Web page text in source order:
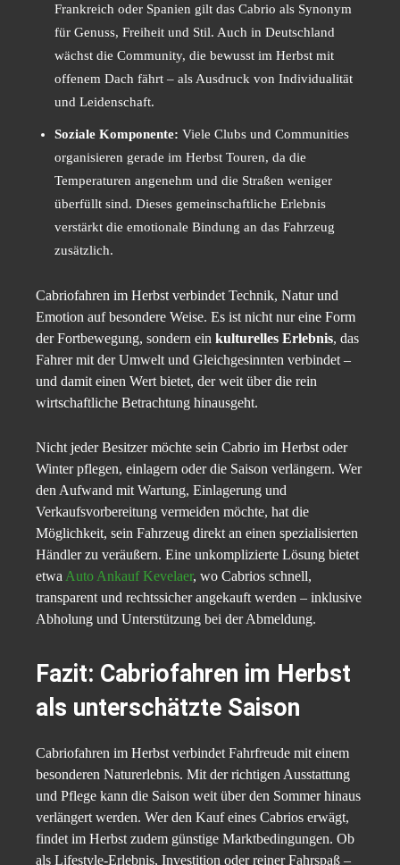
Frankreich oder Spanien gilt das Cabrio als Synonym
für Genuss, Freiheit und Stil. Auch in Deutschland
wächst die Community, die bewusst im Herbst mit
offenem Dach fährt – als Ausdruck von Individualität
und Leidenschaft.
Soziale Komponente: Viele Clubs und Communities
organisieren gerade im Herbst Touren, da die
Temperaturen angenehm und die Straßen weniger
überfüllt sind. Dieses gemeinschaftliche Erlebnis
verstärkt die emotionale Bindung an das Fahrzeug
zusätzlich.
Cabriofahren im Herbst verbindet Technik, Natur und
Emotion auf besondere Weise. Es ist nicht nur eine Form
der Fortbewegung, sondern ein kulturelles Erlebnis, das
Fahrer mit der Umwelt und Gleichgesinnten verbindet –
und damit einen Wert bietet, der weit über die rein
wirtschaftliche Betrachtung hinausgeht.
Nicht jeder Besitzer möchte sein Cabrio im Herbst oder
Winter pflegen, einlagern oder die Saison verlängern. Wer
den Aufwand mit Wartung, Einlagerung und
Verkaufsvorbereitung vermeiden möchte, hat die
Möglichkeit, sein Fahrzeug direkt an einen spezialisierten
Händler zu veräußern. Eine unkomplizierte Lösung bietet
etwa Auto Ankauf Kevelaer, wo Cabrios schnell,
transparent und rechtssicher angekauft werden – inklusive
Abholung und Unterstützung bei der Abmeldung.
Fazit: Cabriofahren im Herbst
als unterschätzte Saison
Cabriofahren im Herbst verbindet Fahrfreude mit einem
besonderen Naturerlebnis. Mit der richtigen Ausstattung
und Pflege kann die Saison weit über den Sommer hinaus
verlängert werden. Wer den Kauf eines Cabrios erwägt,
findet im Herbst zudem günstige Marktbedingungen. Ob
als Lifestyle-Erlebnis, Investition oder reiner Fahrspaß –